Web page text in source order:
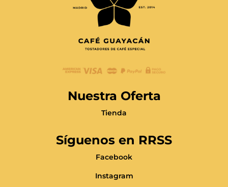
Nuestra Oferta
Tienda
Síguenos en RRSS
Facebook
Instagram